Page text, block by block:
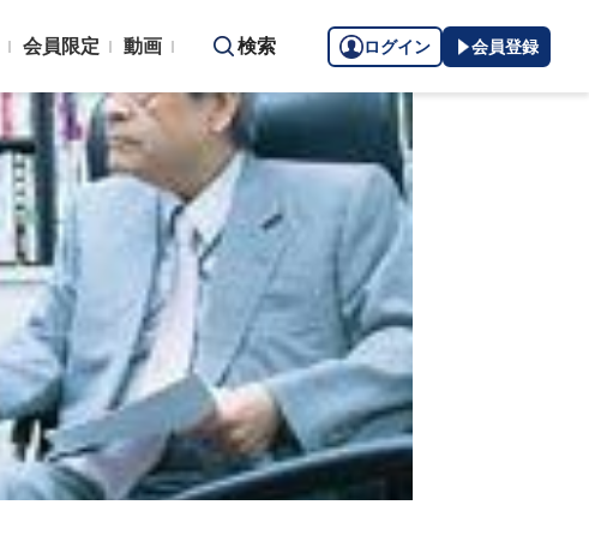
会員限定 動画 検索 ログイン 会員登録